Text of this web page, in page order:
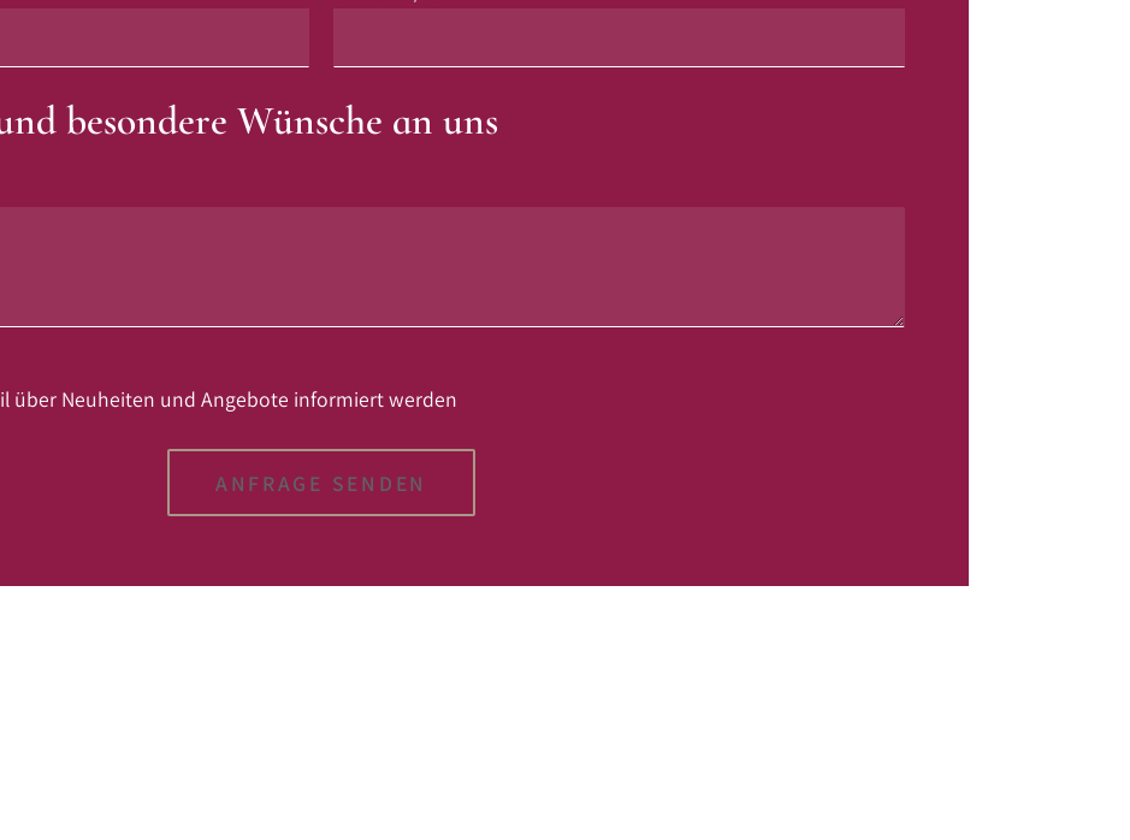
besondere Wünsche an uns
über Neuheiten und Angebote informiert werden